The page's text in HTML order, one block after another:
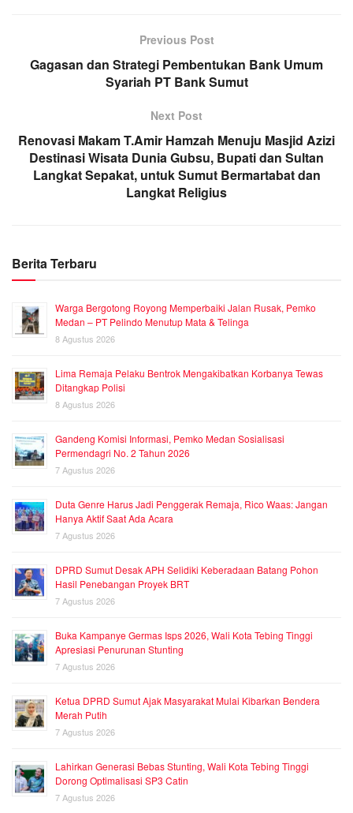
Previous Post
Gagasan dan Strategi Pembentukan Bank Umum
Syariah PT Bank Sumut
Next Post
Renovasi Makam T.Amir Hamzah Menuju Masjid Azizi
Destinasi Wisata Dunia Gubsu, Bupati dan Sultan
Langkat Sepakat, untuk Sumut Bermartabat dan
Langkat Religius
Berita Terbaru
Warga Bergotong Royong Memperbaiki Jalan Rusak, Pemko
Medan – PT Pelindo Menutup Mata & Telinga
8 Agustus 2026
Lima Remaja Pelaku Bentrok Mengakibatkan Korbanya Tewas
Ditangkap Polisi
8 Agustus 2026
Gandeng Komisi Informasi, Pemko Medan Sosialisasi
Permendagri No. 2 Tahun 2026
7 Agustus 2026
Duta Genre Harus Jadi Penggerak Remaja, Rico Waas: Jangan
Hanya Aktif Saat Ada Acara
7 Agustus 2026
DPRD Sumut Desak APH Selidiki Keberadaan Batang Pohon
Hasil Penebangan Proyek BRT
7 Agustus 2026
Buka Kampanye Germas Isps 2026, Wali Kota Tebing Tinggi
Apresiasi Penurunan Stunting
7 Agustus 2026
Ketua DPRD Sumut Ajak Masyarakat Mulai Kibarkan Bendera
Merah Putih
7 Agustus 2026
Lahirkan Generasi Bebas Stunting, Wali Kota Tebing Tinggi
Dorong Optimalisasi SP3 Catin
7 Agustus 2026